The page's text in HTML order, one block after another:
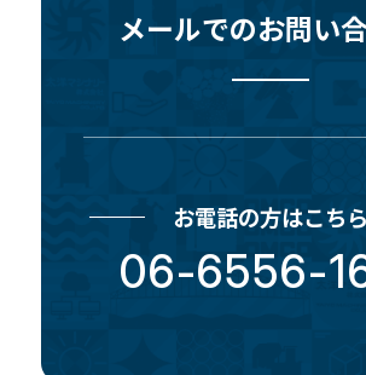
メールでのお問い
お電話の方はこちら
06-6556-